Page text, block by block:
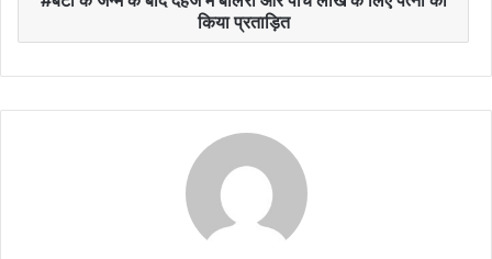
किया प्रताड़ित